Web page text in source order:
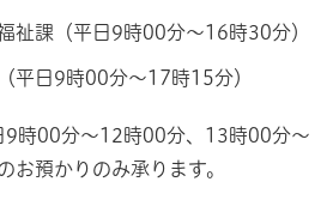
祉課（平日9時00分～16時30分）
平日9時00分～17時15分）
9時00分～12時00分、13時00分～
お預かりのみ承ります。